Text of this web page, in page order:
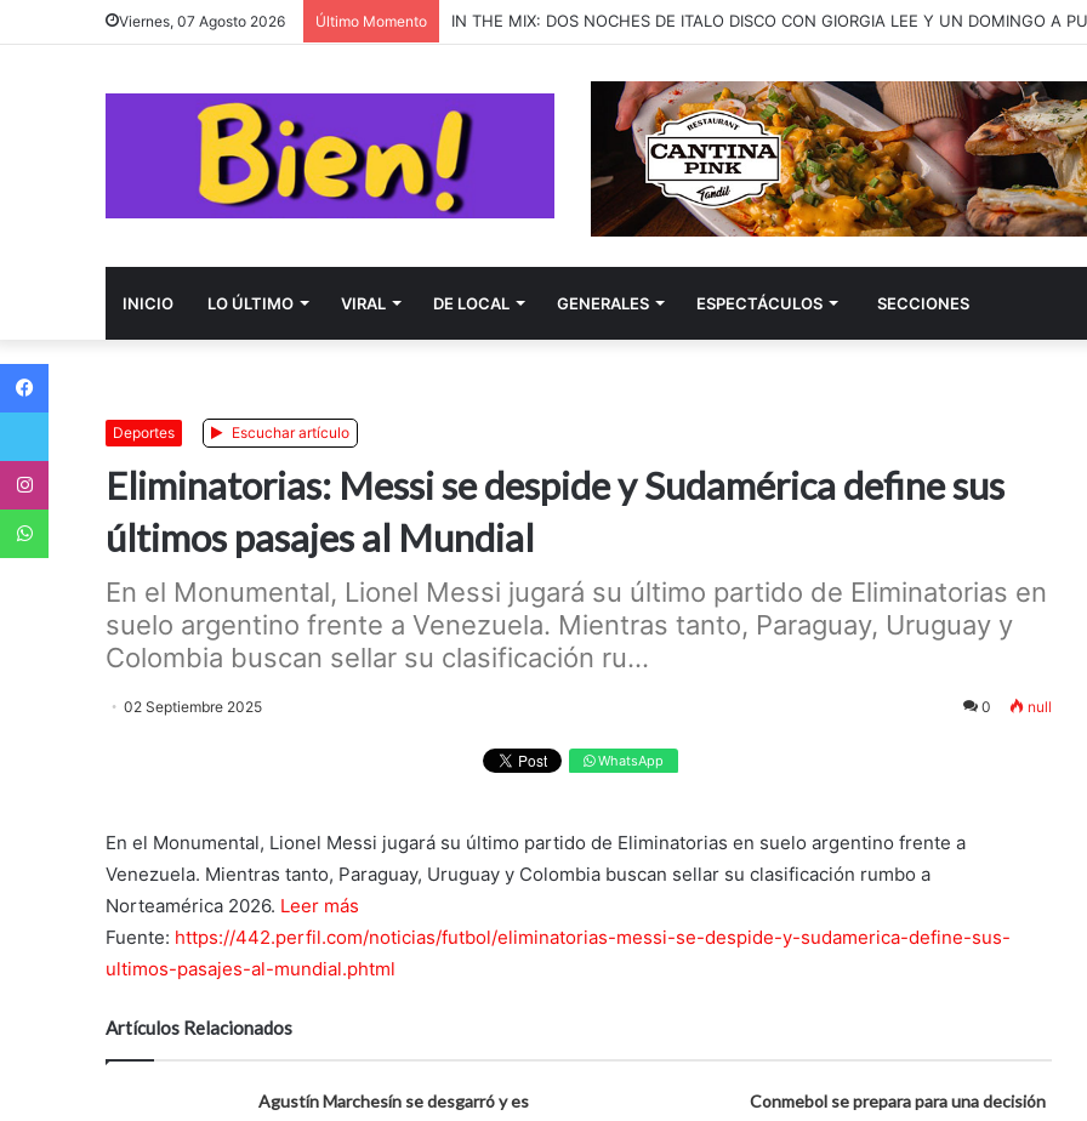
Viernes, 07 Agosto 2026 Último Momento almost monday presenta “better late than never”, una canción sobre las segundas
INICIO LO ÚLTIMO VIRAL DE LOCAL GENERALES ESPECTÁCULOS SECCIONES
Deportes Escuchar artículo
Eliminatorias: Messi se despide y Sudamérica define sus
últimos pasajes al Mundial
En el Monumental, Lionel Messi jugará su último partido de Eliminatorias en
suelo argentino frente a Venezuela. Mientras tanto, Paraguay, Uruguay y
Colombia buscan sellar su clasificación ru...
02 Septiembre 2025 0 null
WhatsApp
En el Monumental, Lionel Messi jugará su último partido de Eliminatorias en suelo argentino frente a
Venezuela. Mientras tanto, Paraguay, Uruguay y Colombia buscan sellar su clasificación rumbo a
Norteamérica 2026. Leer más
Fuente: https://442.perfil.com/noticias/futbol/eliminatorias-messi-se-despide-y-sudamerica-define-sus-
ultimos-pasajes-al-mundial.phtml
Artículos Relacionados
Agustín Marchesín se desgarró y es
Conmebol se prepara para una decisión